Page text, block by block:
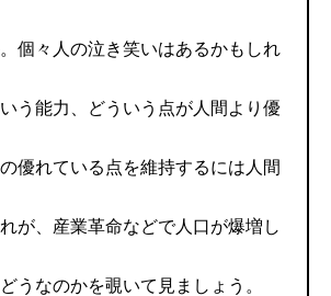
個々人の泣き笑いはあるかもしれ
う能力、どういう点が人間より優
優れている点を維持するには人間
が、産業革命などで人口が爆増し
うなのかを覗いて見ましょう。